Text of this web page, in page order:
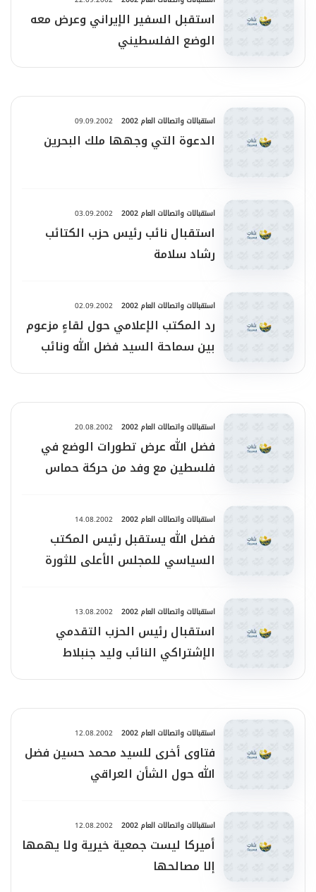
استقبل السفير الإيراني وعرض معه
الوضع الفلسطيني
استقبالات واتصالات العام 2002 09.09.2002
الدعوة التي وجهها ملك البحرين
استقبالات واتصالات العام 2002 03.09.2002
استقبال نائب رئيس حزب الكتائب
رشاد سلامة
استقبالات واتصالات العام 2002 02.09.2002
رد المكتب الإعلامي حول لقاءٍ مزعوم
بين سماحة السيد فضل الله ونائب
الرئيس العراقي
استقبالات واتصالات العام 2002 20.08.2002
فضل الله عرض تطورات الوضع في
فلسطين مع وفد من حركة حماس
استقبالات واتصالات العام 2002 14.08.2002
فضل الله يستقبل رئيس المكتب
السياسي للمجلس الأعلى للثورة
استقبالات واتصالات العام 2002 13.08.2002
استقبال رئيس الحزب التقدمي
الإشتراكي النائب وليد جنبلاط
استقبالات واتصالات العام 2002 12.08.2002
فتاوى أخرى للسيد محمد حسين فضل
الله حول الشأن العراقي
استقبالات واتصالات العام 2002 12.08.2002
أميركا ليست جمعية خيرية ولا يهمها
إلا مصالحها